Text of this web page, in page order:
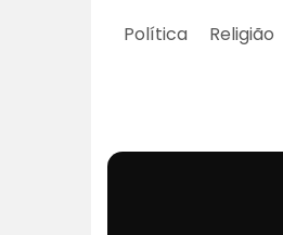
Política Religião